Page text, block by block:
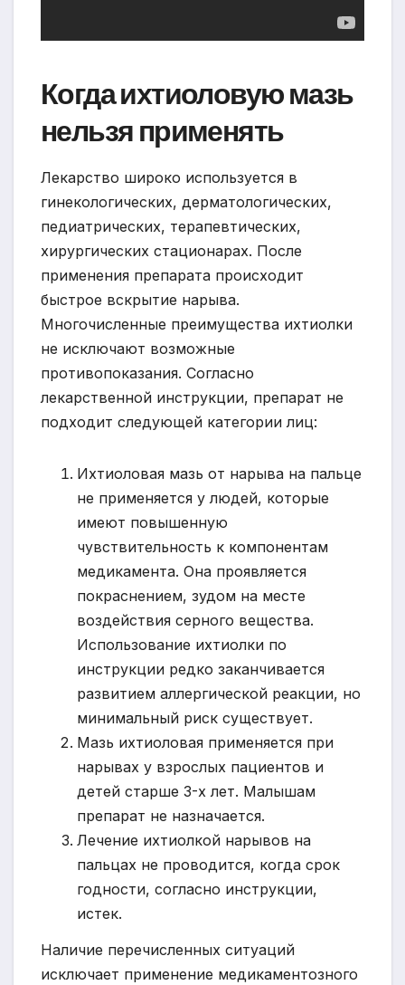
Когда ихтиоловую мазь
нельзя применять
Лекарство широко используется в
гинекологических, дерматологических,
педиатрических, терапевтических,
хирургических стационарах. После
применения препарата происходит
быстрое вскрытие нарыва.
Многочисленные преимущества ихтиолки
не исключают возможные
противопоказания. Согласно
лекарственной инструкции, препарат не
подходит следующей категории лиц:
Ихтиоловая мазь от нарыва на пальце
не применяется у людей, которые
имеют повышенную
чувствительность к компонентам
медикамента. Она проявляется
покраснением, зудом на месте
воздействия серного вещества.
Использование ихтиолки по
инструкции редко заканчивается
развитием аллергической реакции, но
минимальный риск существует.
Мазь ихтиоловая применяется при
нарывах у взрослых пациентов и
детей старше 3-х лет. Малышам
препарат не назначается.
Лечение ихтиолкой нарывов на
пальцах не проводится, когда срок
годности, согласно инструкции,
истек.
Наличие перечисленных ситуаций
исключает применение медикаментозного